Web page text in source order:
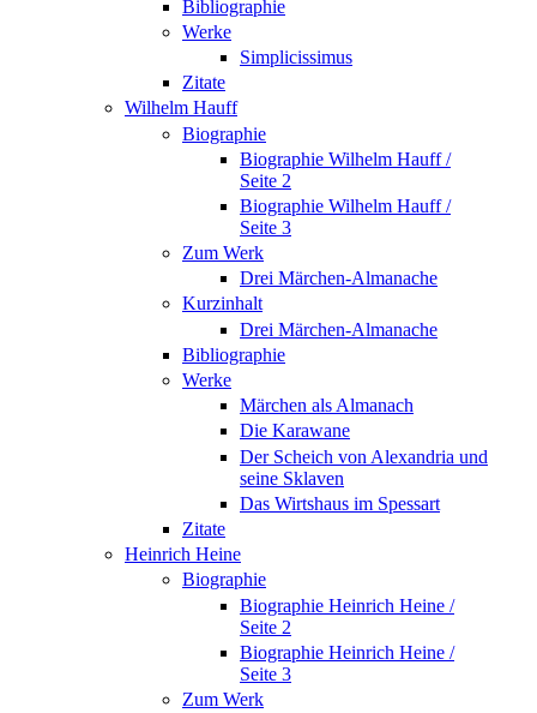
Bibliographie
Werke
Simplicissimus
Zitate
Wilhelm Hauff
Biographie
Biographie Wilhelm Hauff /
Seite 2
Biographie Wilhelm Hauff /
Seite 3
Zum Werk
Drei Märchen-Almanache
Kurzinhalt
Drei Märchen-Almanache
Bibliographie
Werke
Märchen als Almanach
Die Karawane
Der Scheich von Alexandria und
seine Sklaven
Das Wirtshaus im Spessart
Zitate
Heinrich Heine
Biographie
Biographie Heinrich Heine /
Seite 2
Biographie Heinrich Heine /
Seite 3
Zum Werk